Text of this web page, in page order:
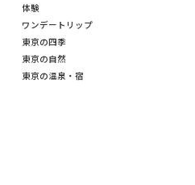
体験
ワンデートリップ
東京の四季
東京の自然
東京の温泉・宿